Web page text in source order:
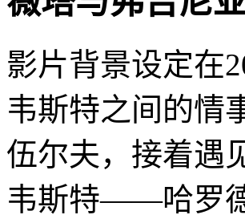
影片背景设定在
韦斯特之间的情
伍尔夫，接着遇
韦斯特——哈罗